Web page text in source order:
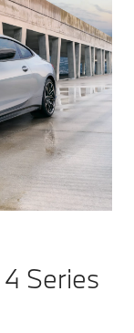
Series